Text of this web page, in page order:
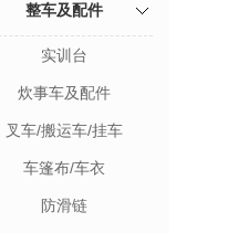
整车及配件
实训台
炊事车及配件
叉车/搬运车/挂车
车篷布/车衣
防滑链